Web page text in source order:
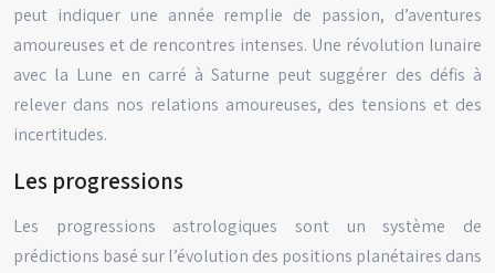
peut indiquer une année remplie de passion, d’aventures
amoureuses et de rencontres intenses. Une révolution lunaire
avec la Lune en carré à Saturne peut suggérer des défis à
relever dans nos relations amoureuses, des tensions et des
incertitudes.
Les progressions
Les progressions astrologiques sont un système de
prédictions basé sur l’évolution des positions planétaires dans